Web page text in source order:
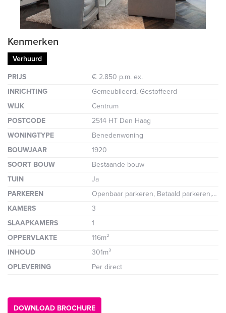
Kenmerken
Verhuurd
PRIJS
€ 2.850 p.m. ex.
INRICHTING
Gemeubileerd, Gestoffeerd
WIJK
Centrum
POSTCODE
2514 HT Den Haag
WONINGTYPE
Benedenwoning
BOUWJAAR
1920
SOORT BOUW
Bestaande bouw
TUIN
Ja
PARKEREN
Openbaar parkeren, Betaald parkeren, Parkeervergunning
KAMERS
3
SLAAPKAMERS
1
OPPERVLAKTE
116m²
INHOUD
301m³
OPLEVERING
Per direct
DOWNLOAD BROCHURE